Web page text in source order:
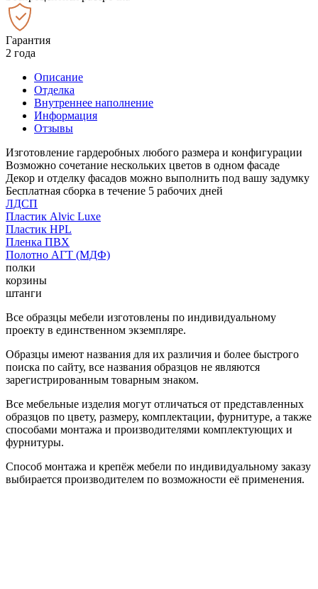
Гарантия
2 года
Описание
Отделка
Внутреннее наполнение
Информация
Отзывы
Изготовление гардеробных любого размера и конфигурации
Возможно сочетание нескольких цветов в одном фасаде
Декор и отделку фасадов можно выполнить под вашу задумку
Бесплатная сборка в течение 5 рабочих дней
ЛДСП
Пластик Alvic Luxe
Пластик HPL
Пленка ПВХ
Полотно АГТ (МДФ)
полки
корзины
штанги
Все образцы мебели изготовлены по индивидуальному
проекту в единственном экземпляре.
Образцы имеют названия для их различия и более быстрого
поиска по сайту, все названия образцов не являются
зарегистрированным товарным знаком.
Все мебельные изделия могут отличаться от представленных
образцов по цвету, размеру, комплектации, фурнитуре, а также
способами монтажа и производителями комплектующих и
фурнитуры.
Способ монтажа и крепёж мебели по индивидуальному заказу
выбирается производителем по возможности её применения.